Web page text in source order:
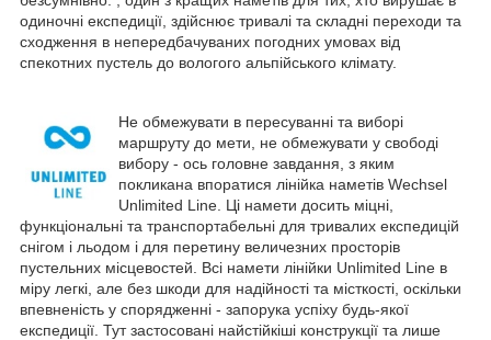
одиночні експедиції, здійснює тривалі та складні переходи та
сходження в непередбачуваних погодних умовах від
спекотних пустель до вологого альпійського клімату.
Не обмежувати в пересуванні та виборі
маршруту до мети, не обмежувати у свободі
вибору - ось головне завдання, з яким
покликана впоратися лінійка наметів Wechsel
Unlimited Line. Ці намети досить міцні,
функціональні та транспортабельні для тривалих експедицій
снігом і льодом і для перетину величезних просторів
пустельних місцевостей. Всі намети лінійки Unlimited Line в
міру легкі, але без шкоди для надійності та місткості, оскільки
впевненість у спорядженні - запорука успіху будь-якої
експедиції. Тут застосовані найстійкіші конструкції та лише